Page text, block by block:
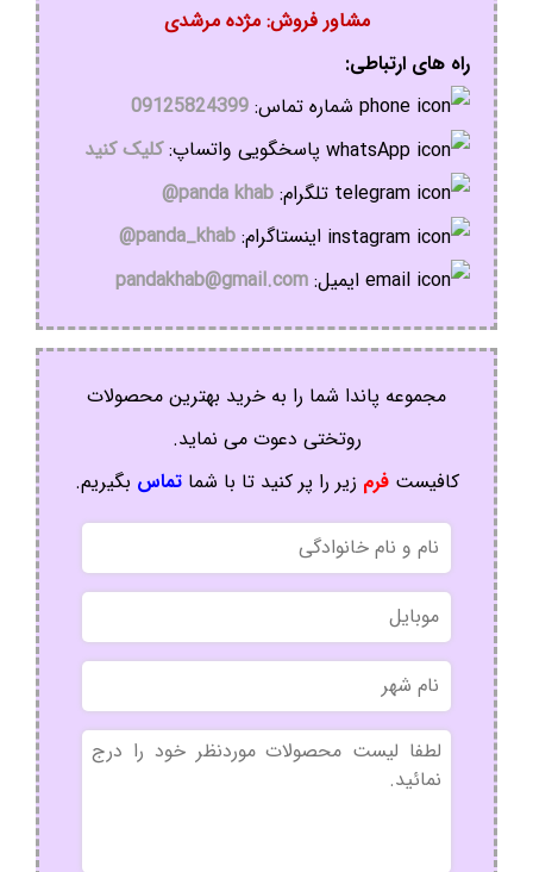
مشاور فروش: مژده مرشدی
راه های ارتباطی:
شماره تماس: 09125824399
پاسخگویی واتساپ:کلیک کنید
تلگرام: panda khab@
اینستاگرام: panda_khab@
ایمیل: pandakhab@gmail.com
مجموعه پاندا شما را به خرید بهترین محصولات
روتختی دعوت می نماید.
کافیستفرم زیر را پر کنید تا با شماتماس بگیریم.
نام
و
نام
خانوادگی
موبایل
نام
شهر
بدون
عنوان